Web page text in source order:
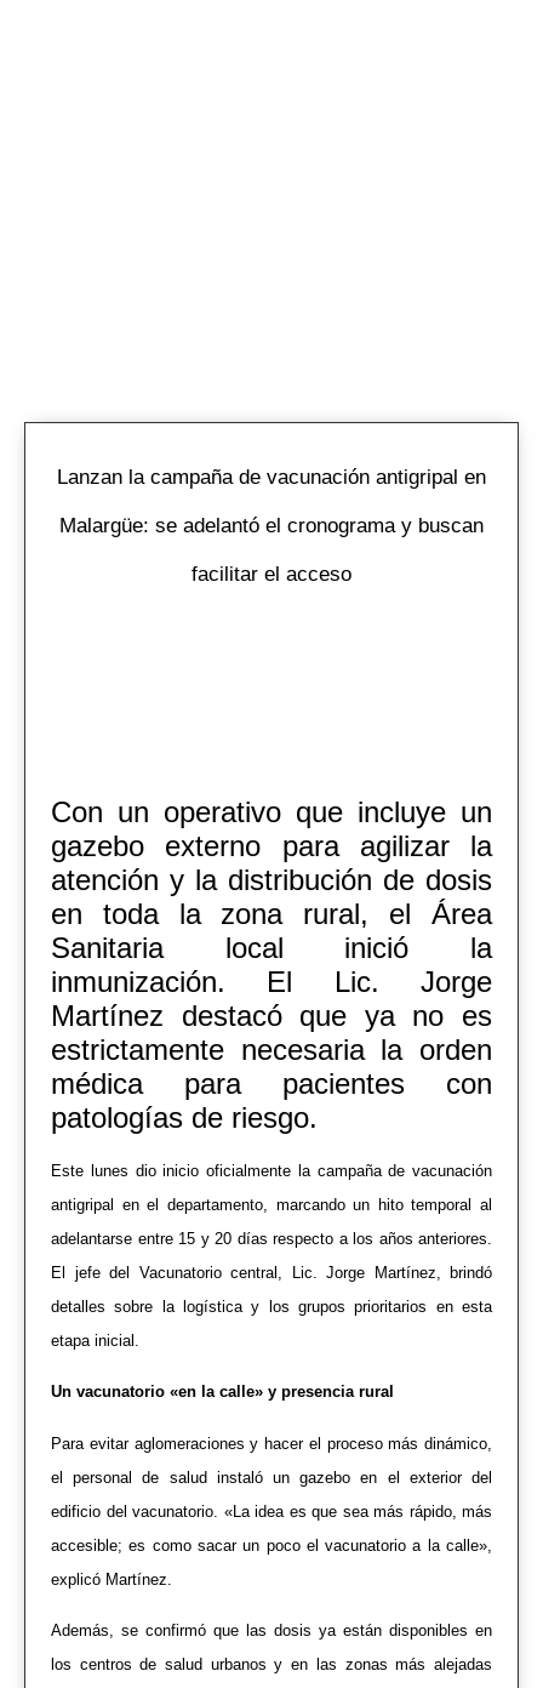
Lanzan la campaña de vacunación antigripal en
Malargüe: se adelantó el cronograma y buscan
facilitar el acceso
Con un operativo que incluye un
gazebo externo para agilizar la
atención y la distribución de dosis
en toda la zona rural, el Área
Sanitaria local inició la
inmunización. El Lic. Jorge
Martínez destacó que ya no es
estrictamente necesaria la orden
médica para pacientes con
patologías de riesgo.
Este lunes dio inicio oficialmente la campaña de vacunación
antigripal en el departamento, marcando un hito temporal al
adelantarse entre 15 y 20 días respecto a los años anteriores.
El jefe del Vacunatorio central, Lic. Jorge Martínez, brindó
detalles sobre la logística y los grupos prioritarios en esta
etapa inicial.
Un vacunatorio «en la calle» y presencia rural
Para evitar aglomeraciones y hacer el proceso más dinámico,
el personal de salud instaló un gazebo en el exterior del
edificio del vacunatorio. «La idea es que sea más rápido, más
accesible; es como sacar un poco el vacunatorio a la calle»,
explicó Martínez.
Además, se confirmó que las dosis ya están disponibles en
los centros de salud urbanos y en las zonas más alejadas